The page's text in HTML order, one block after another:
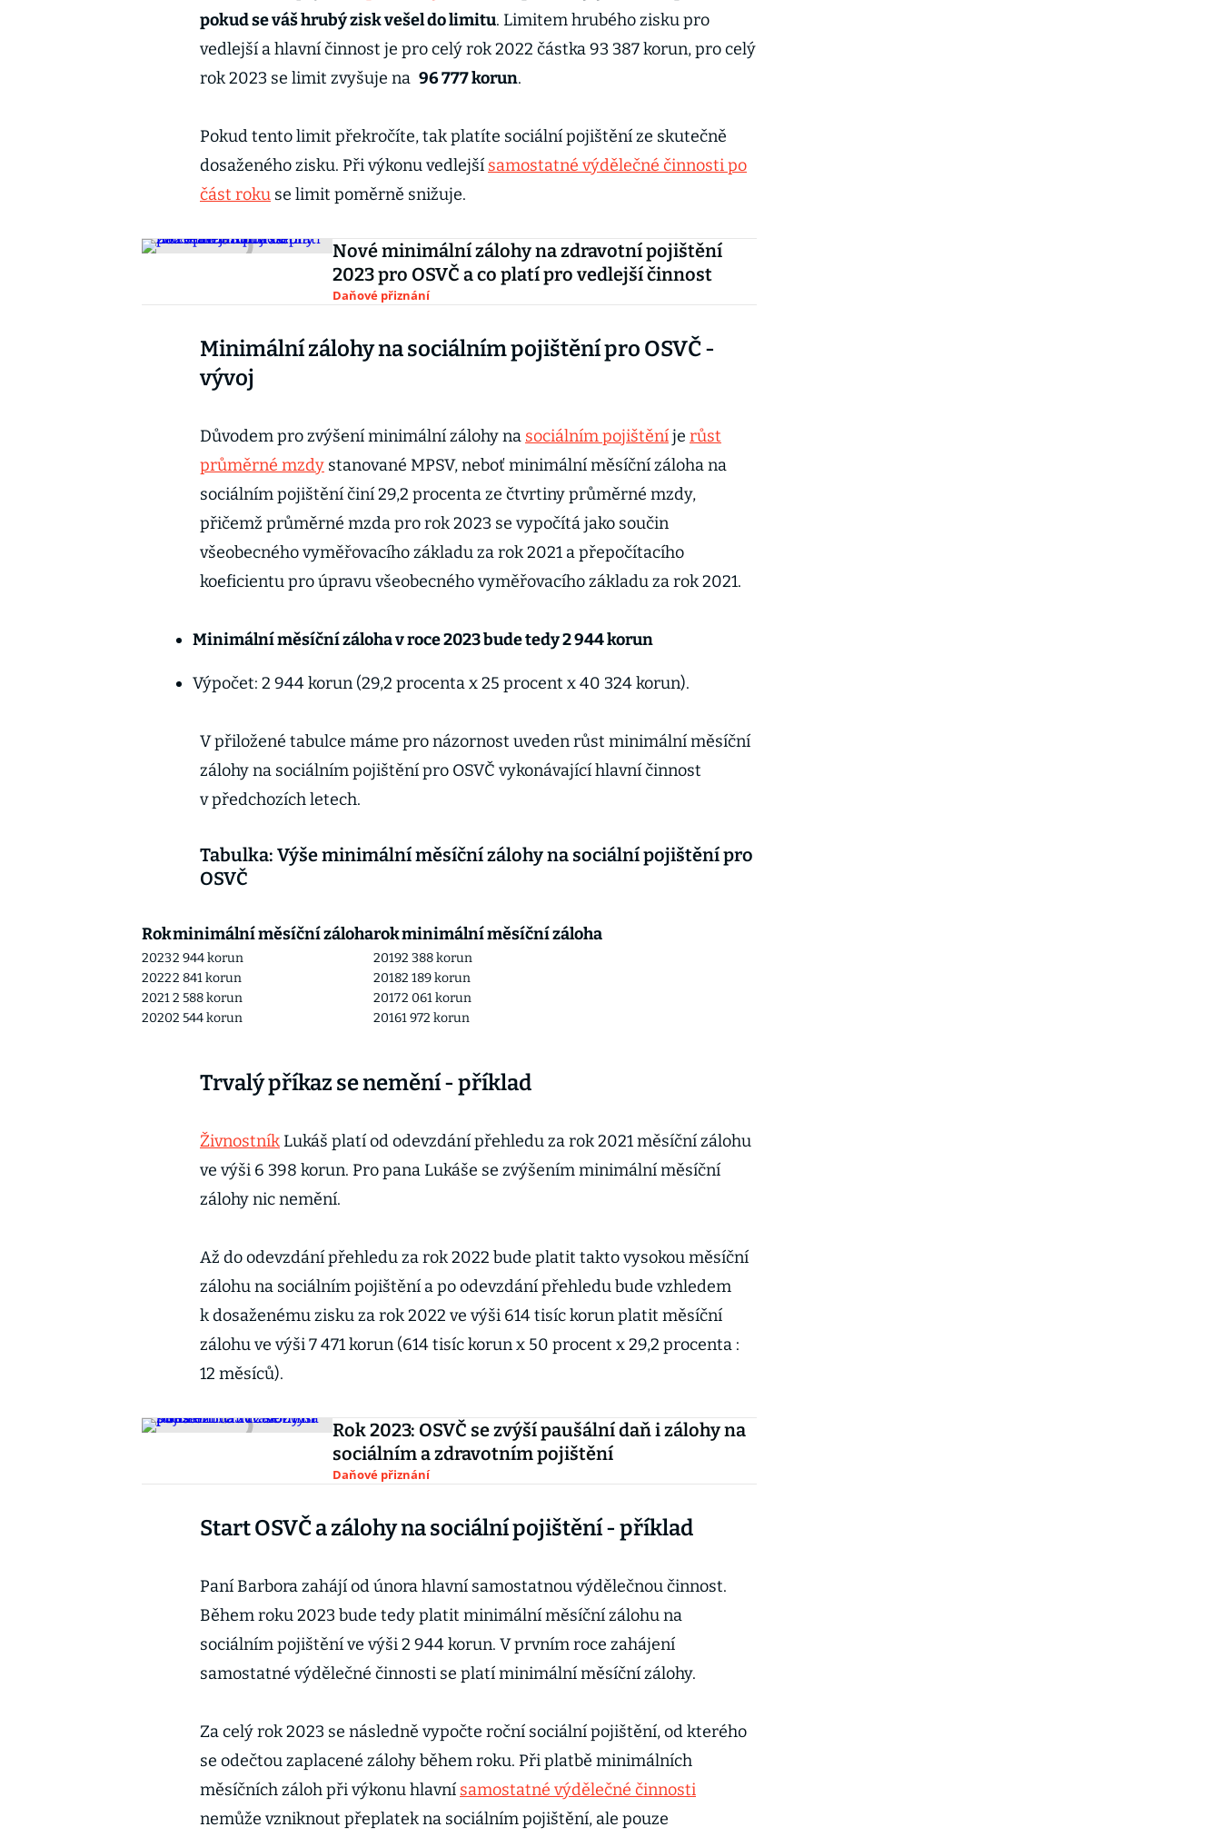
pokud se váš hrubý zisk vešel do limitu. Limitem hrubého zisku pro
vedlejší a hlavní činnost je pro celý rok 2022 částka 93 387 korun, pro celý
rok 2023 se limit zvyšuje na 96 777 korun.
Pokud tento limit překročíte, tak platíte sociální pojištění ze skutečně
dosaženého zisku. Při výkonu vedlejší samostatné výdělečné činnosti po
část roku se limit poměrně snižuje.
Nové minimální zálohy na zdravotní pojištění
2023 pro OSVČ a co platí pro vedlejší činnost
Daňové přiznání
Minimální zálohy na sociálním pojištění pro OSVČ -
vývoj
Důvodem pro zvýšení minimální zálohy na sociálním pojištěníje růst
průměrné mzdy stanované MPSV, neboť minimální měsíční záloha na
sociálním pojištění činí 29,2 procenta ze čtvrtiny průměrné mzdy,
přičemž průměrné mzda pro rok 2023 se vypočítá jako součin
všeobecného vyměřovacího základu za rok 2021 a přepočítacího
koeficientu pro úpravu všeobecného vyměřovacího základu za rok 2021.
Minimální měsíční záloha v roce 2023 bude tedy 2 944 korun
Výpočet: 2 944 korun (29,2 procenta x 25 procent x 40 324 korun).
V přiložené tabulce máme pro názornost uveden růst minimální měsíční
zálohy na sociálním pojištění pro OSVČ vykonávající hlavní činnost
v předchozích letech.
Tabulka: Výše minimální měsíční zálohy na sociální pojištění pro
OSVČ
Rokminimální měsíční záloharokminimální měsíční záloha
20232 944 korun 20192 388 korun
20222 841 korun 20182 189 korun
20212 588 korun 20172 061 korun
20202 544 korun 20161 972 korun
Trvalý příkaz se nemění - příklad
ŽivnostníkLukáš platí od odevzdání přehledu za rok 2021 měsíční zálohu
ve výši 6 398 korun. Pro pana Lukáše se zvýšením minimální měsíční
zálohy nic nemění.
Až do odevzdání přehledu za rok 2022 bude platit takto vysokou měsíční
zálohu na sociálním pojištění a po odevzdání přehledu bude vzhledem
k dosaženému zisku za rok 2022 ve výši 614 tisíc korun platit měsíční
zálohu ve výši 7 471 korun (614 tisíc korun x 50 procent x 29,2 procenta :
12 měsíců).
Rok 2023: OSVČ se zvýší paušální daň i zálohy na
sociálním a zdravotním pojištění
Daňové přiznání
Start OSVČ a zálohy na sociální pojištění - příklad
Paní Barbora zahájí od února hlavní samostatnou výdělečnou činnost.
Během roku 2023 bude tedy platit minimální měsíční zálohu na
sociálním pojištění ve výši 2 944 korun. V prvním roce zahájení
samostatné výdělečné činnosti se platí minimální měsíční zálohy.
Za celý rok 2023 se následně vypočte roční sociální pojištění, od kterého
se odečtou zaplacené zálohy během roku. Při platbě minimálních
měsíčních záloh při výkonu hlavní samostatné výdělečné činnosti
nemůže vzniknout přeplatek na sociálním pojištění, ale pouze